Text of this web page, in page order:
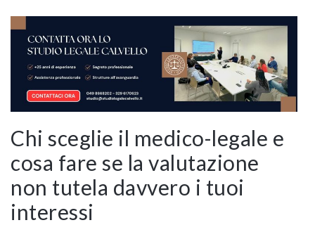
Chi sceglie il medico-legale e
cosa fare se la valutazione
non tutela davvero i tuoi
interessi